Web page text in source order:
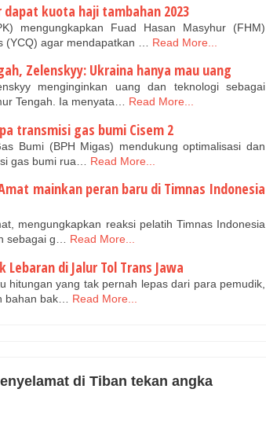
dapat kuota haji tambahan 2023
mengungkapkan Fuad Hasan Masyhur (FHM)
(YCQ) agar mendapatkan …
Read More...
Zelenskyy: Ukraina hanya mau uang
menginginkan uang dan teknologi sebagai
Tengah. Ia menyata… Read More...
transmisi gas bumi Cisem 2
Bumi (BPH Migas) mendukung optimalisasi dan
gas bumi rua…
Read More...
mainkan peran baru di Timnas Indonesia
mengungkapkan reaksi pelatih Timnas Indonesia
sebagai g… Read More...
di Jalur Tol Trans Jawa
hitungan yang tak pernah lepas dari para pemudik,
bahan bak…
Read More...
di Tiban tekan angka